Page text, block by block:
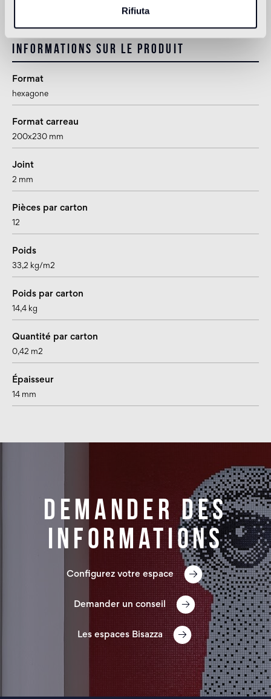
Rifiuta
Informations sur le produit
Format
hexagone
Format carreau
200x230 mm
Joint
2 mm
Pièces par carton
12
Poids
33,2 kg/m2
Poids par carton
14,4 kg
Quantité par carton
0,42 m2
Épaisseur
14 mm
Demander des
informations
Configurez votre espace
Demander un conseil
Les espaces Bisazza